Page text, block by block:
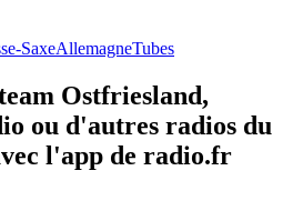
SaxeAllemagneTubes
Ostfriesland,
ou d'autres radios du
l'app de radio.fr